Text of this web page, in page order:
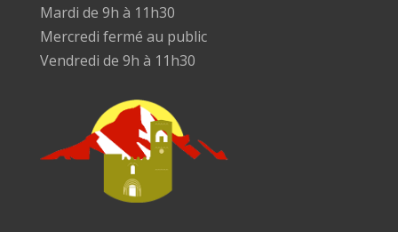
Mardi de 9h à 11h30
Mercredi fermé au public
Vendredi de 9h à 11h30